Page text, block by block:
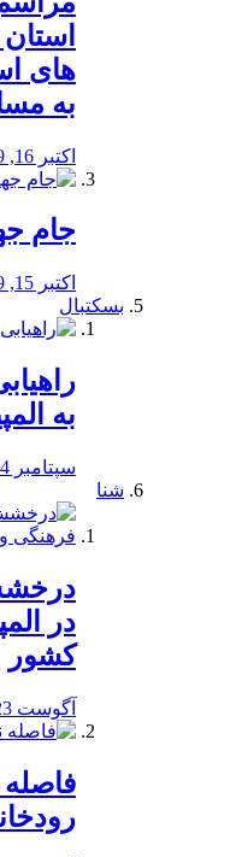
های
به
اکتبر 16, 2019
جام
اکتبر 15, 2019
بسکتبال
به
سپتامبر 24, 2019
شنا
در
کشور
آگوست 23, 2019